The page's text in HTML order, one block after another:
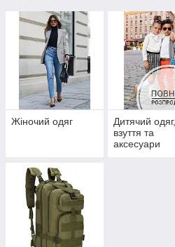
Жіночий одяг
Дитячий одяг,
взуття та
аксесуари